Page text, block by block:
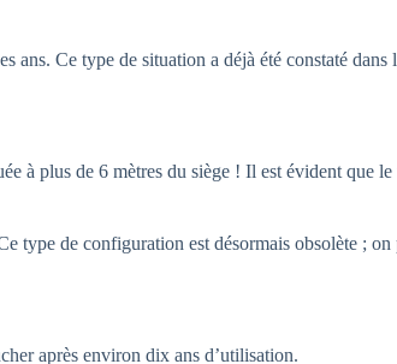
ans. Ce type de situation a déjà été constaté dans
à plus de 6 mètres du siège ! Il est évident que le
type de configuration est désormais obsolète ;
après environ dix ans d’utilisation.